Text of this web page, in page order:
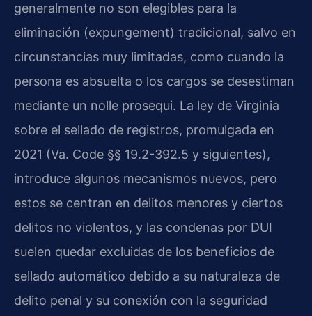
generalmente no son elegibles para la
eliminación (expungement) tradicional, salvo en
circunstancias muy limitadas, como cuando la
persona es absuelta o los cargos se desestiman
mediante un nolle prosequi. La ley de Virginia
sobre el sellado de registros, promulgada en
2021 (Va. Code §§ 19.2-392.5 y siguientes),
introduce algunos mecanismos nuevos, pero
estos se centran en delitos menores y ciertos
delitos no violentos, y las condenas por DUI
suelen quedar excluidas de los beneficios de
sellado automático debido a su naturaleza de
delito penal y su conexión con la seguridad